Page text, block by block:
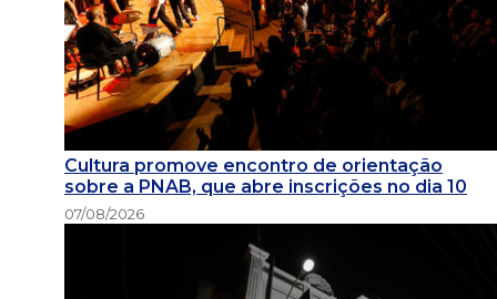
Cultura promove encontro de orientação
sobre a PNAB, que abre inscrições no dia 10
07/08/2026